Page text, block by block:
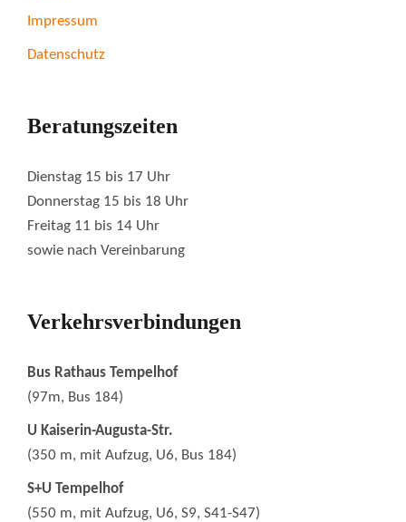
Impressum
Datenschutz
Beratungszeiten
Dienstag 15 bis 17 Uhr
Donnerstag 15 bis 18 Uhr
Freitag 11 bis 14 Uhr
sowie nach Vereinbarung
Verkehrsverbindungen
Bus Rathaus Tempelhof
(97m, Bus 184)
U Kaiserin-Augusta-Str.
(350 m, mit Aufzug, U6, Bus 184)
S+U Tempelhof
(550 m, mit Aufzug, U6, S9, S41-S47)